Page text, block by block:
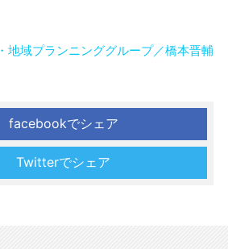
地域プランニンググループ／橋本晋輔
facebookでシェア
Twitterでシェア